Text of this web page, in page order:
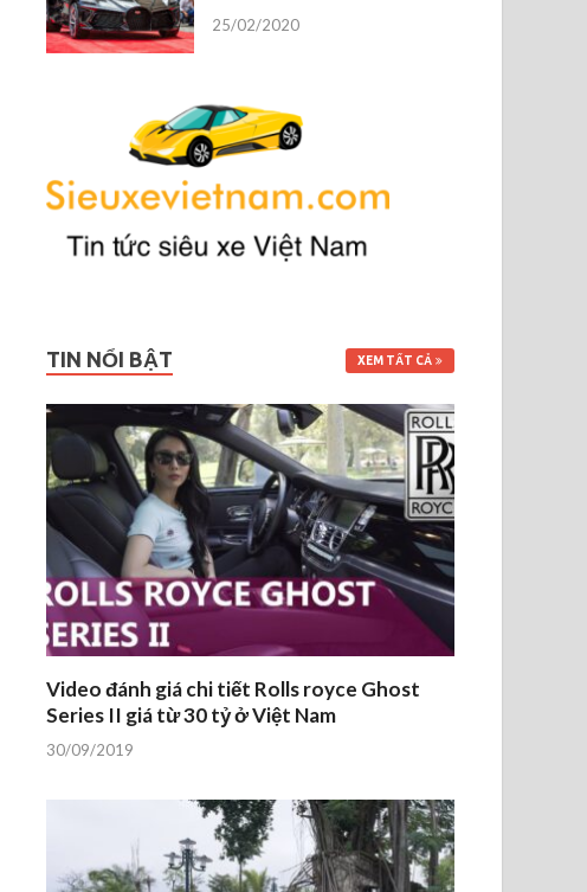
25/02/2020
TIN NỔI BẬT XEM TẤT CẢ
Video đánh giá chi tiết Rolls royce Ghost
Series II giá từ 30 tỷ ở Việt Nam
30/09/2019